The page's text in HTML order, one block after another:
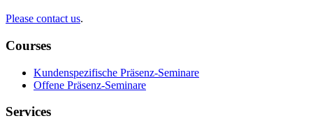
Please contact us.
Courses
Kundenspezifische Präsenz-Seminare
Offene Präsenz-Seminare
Services